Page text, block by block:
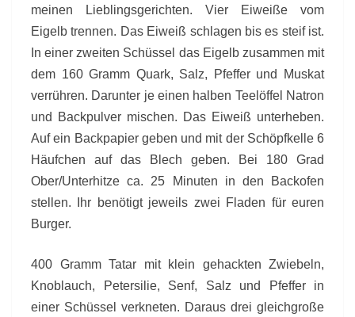
meinen Lieblingsgerichten. Vier Eiweiße vom
Eigelb trennen. Das Eiweiß schlagen bis es steif ist.
In einer zweiten Schüssel das Eigelb zusammen mit
dem 160 Gramm Quark, Salz, Pfeffer und Muskat
verrühren. Darunter je einen halben Teelöffel Natron
und Backpulver mischen. Das Eiweiß unterheben.
Auf ein Backpapier geben und mit der Schöpfkelle 6
Häufchen auf das Blech geben. Bei 180 Grad
Ober/Unterhitze ca. 25 Minuten in den Backofen
stellen. Ihr benötigt jeweils zwei Fladen für euren
Burger.
400 Gramm Tatar mit klein gehackten Zwiebeln,
Knoblauch, Petersilie, Senf, Salz und Pfeffer in
einer Schüssel verkneten. Daraus drei gleichgroße